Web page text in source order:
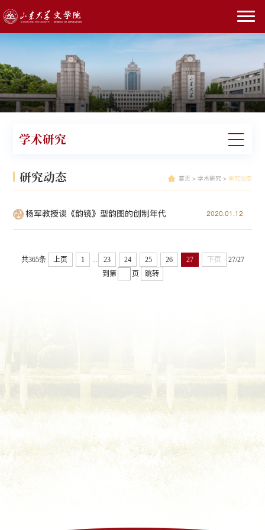
学术研究
研究动态 首页 > 学术研究 > 研究动态
杨军教授谈《韵镜》型韵图的创制年代 2020.01.12
共365条 上页 1 ... 23 24 25 26 27 下页
27/27
到第
页 跳转